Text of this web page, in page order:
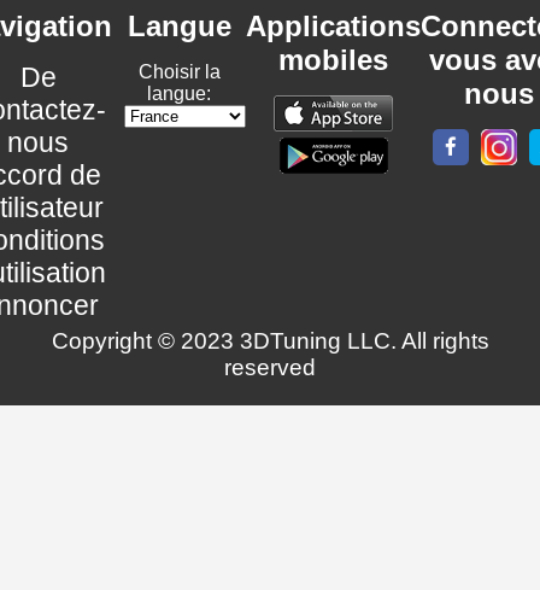
De
nous
de
Langue
Choisir la
langue:
Applications
mobiles
vous
nous
Copyright © 2023 3DTuning LLC. All rights
reserved